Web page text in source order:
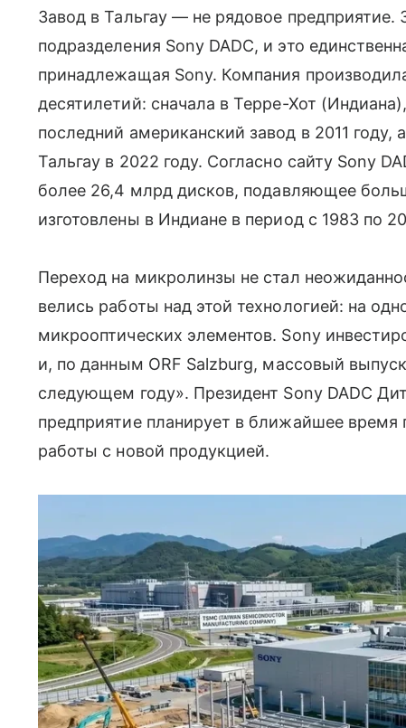
Завод в Тальгау — не рядовое предприятие.
подразделения Sony DADC, и это
принадлежащая Sony. Компания
десятилетий: сначала в Терре-Хот
последний американский завод в 2011
Тальгау в 2022 году. Согласно сайту Sony
более 26,4 млрд дисков, подавляющее
изготовлены в Индиане в период с 1983 по
Переход на микролинзы не стал
велись работы над этой технологией: на
микрооптических элементов. Sony
и, по данным ORF Salzburg, массовый
следующем году». Президент Sony DADC
предприятие планирует в ближайшее время
работы с новой продукцией.